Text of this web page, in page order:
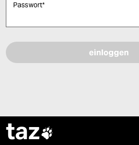
Passwort*
taz